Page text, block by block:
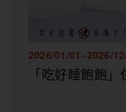
2026/01/01~2026/
「吃好睡飽飽